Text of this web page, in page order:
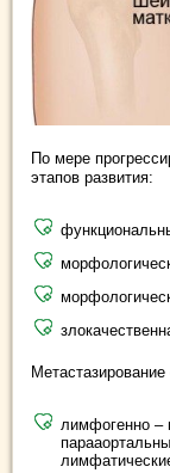
По мере
этапов развития:
лимфогенно –